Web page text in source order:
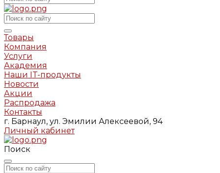
Товары
Компания
Услуги
Академия
Наши IT-продукты
Новости
Акции
Распродажа
Контакты
г. Барнаул, ул. Эмилии Алексеевой, 94
Личный кабинет
Поиск